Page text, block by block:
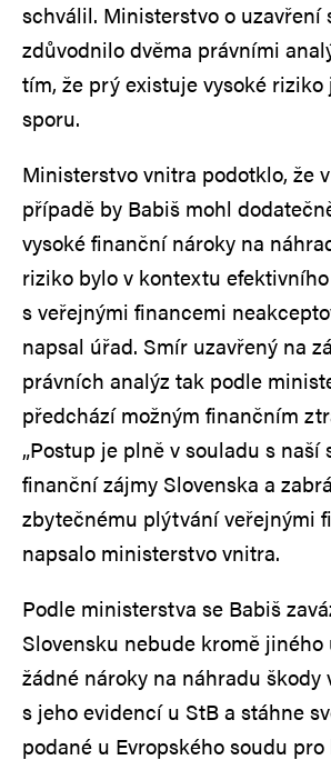
schválil. Ministerstvo o uzavření
zdůvodnilo dvěma právními
tím, že prý existuje vysoké
sporu.
Ministerstvo vnitra podotklo, že
případě by Babiš mohl
vysoké finanční nároky na
riziko bylo v kontextu
s veřejnými financemi
napsal úřad. Smír uzavřený na
právních analýz tak podle
předchází možným finančním
„Postup je plně v souladu s
finanční zájmy Slovenska a
zbytečnému plýtvání veřejnými
napsalo ministerstvo vnitra.
Podle ministerstva se Babiš
Slovensku nebude kromě
žádné nároky na náhradu škody
s jeho evidencí u StB a stáhne
podané u Evropského soudu